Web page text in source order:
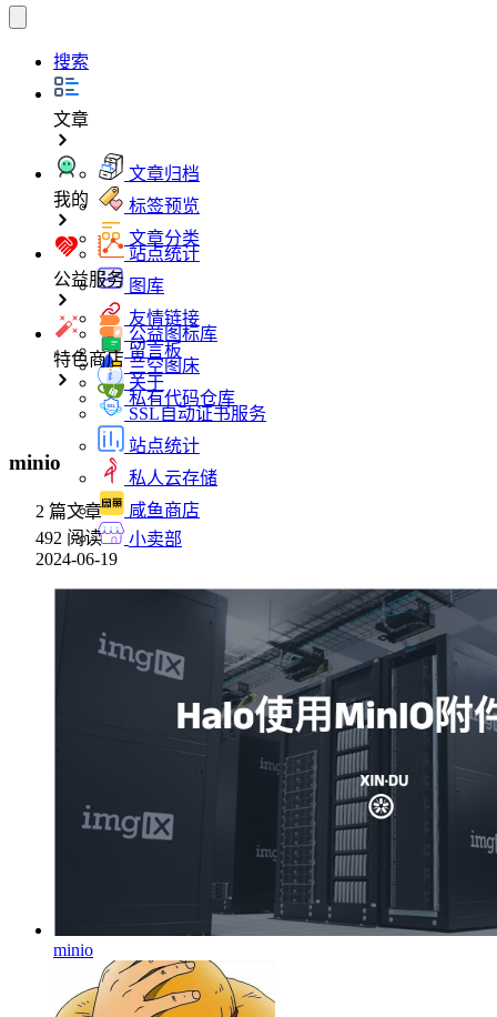
搜索
文章
文章归档
标签预览
文章分类
我的
站点统计
图库
友情链接
留言板
关于
公益服务
公益图标库
兰空图床
私有代码仓库
特色商店
SSL自动证书服务
站点统计
私人云存储
咸鱼商店
小卖部
minio
2 篇文章
492 阅读
2024-06-19
minio